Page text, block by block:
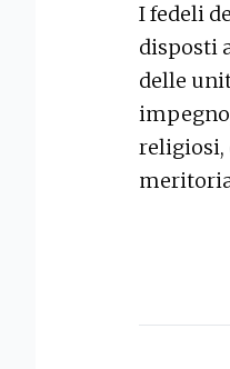
I fedeli
disposti
delle
religiosi,